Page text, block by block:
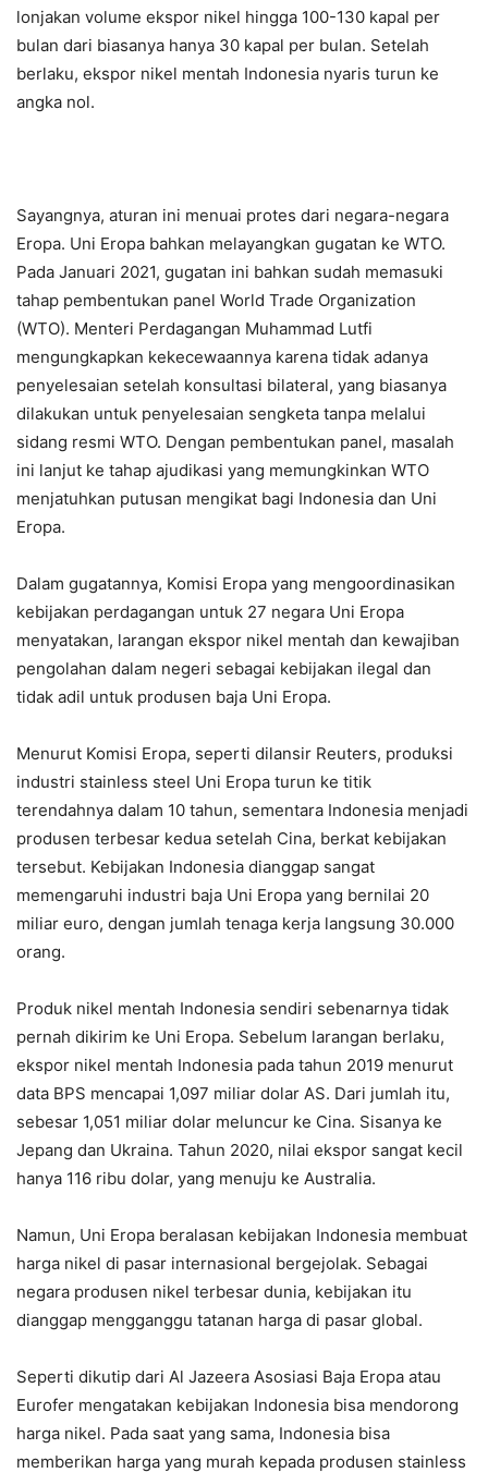
lonjakan volume ekspor nikel hingga 100-130 kapal per
bulan dari biasanya hanya 30 kapal per bulan. Setelah
berlaku, ekspor nikel mentah Indonesia nyaris turun ke
angka nol.
Sayangnya, aturan ini menuai protes dari negara-negara
Eropa. Uni Eropa bahkan melayangkan gugatan ke WTO.
Pada Januari 2021, gugatan ini bahkan sudah memasuki
tahap pembentukan panel World Trade Organization
(WTO). Menteri Perdagangan Muhammad Lutfi
mengungkapkan kekecewaannya karena tidak adanya
penyelesaian setelah konsultasi bilateral, yang biasanya
dilakukan untuk penyelesaian sengketa tanpa melalui
sidang resmi WTO. Dengan pembentukan panel, masalah
ini lanjut ke tahap ajudikasi yang memungkinkan WTO
menjatuhkan putusan mengikat bagi Indonesia dan Uni
Eropa.
Dalam gugatannya, Komisi Eropa yang mengoordinasikan
kebijakan perdagangan untuk 27 negara Uni Eropa
menyatakan, larangan ekspor nikel mentah dan kewajiban
pengolahan dalam negeri sebagai kebijakan ilegal dan
tidak adil untuk produsen baja Uni Eropa.
Menurut Komisi Eropa, seperti dilansir Reuters, produksi
industri stainless steel Uni Eropa turun ke titik
terendahnya dalam 10 tahun, sementara Indonesia menjadi
produsen terbesar kedua setelah Cina, berkat kebijakan
tersebut. Kebijakan Indonesia dianggap sangat
memengaruhi industri baja Uni Eropa yang bernilai 20
miliar euro, dengan jumlah tenaga kerja langsung 30.000
orang.
Produk nikel mentah Indonesia sendiri sebenarnya tidak
pernah dikirim ke Uni Eropa. Sebelum larangan berlaku,
ekspor nikel mentah Indonesia pada tahun 2019 menurut
data BPS mencapai 1,097 miliar dolar AS. Dari jumlah itu,
sebesar 1,051 miliar dolar meluncur ke Cina. Sisanya ke
Jepang dan Ukraina. Tahun 2020, nilai ekspor sangat kecil
hanya 116 ribu dolar, yang menuju ke Australia.
Namun, Uni Eropa beralasan kebijakan Indonesia membuat
harga nikel di pasar internasional bergejolak. Sebagai
negara produsen nikel terbesar dunia, kebijakan itu
dianggap mengganggu tatanan harga di pasar global.
Seperti dikutip dari Al Jazeera Asosiasi Baja Eropa atau
Eurofer mengatakan kebijakan Indonesia bisa mendorong
harga nikel. Pada saat yang sama, Indonesia bisa
memberikan harga yang murah kepada produsen stainless